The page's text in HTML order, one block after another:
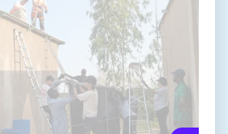
gefragt.